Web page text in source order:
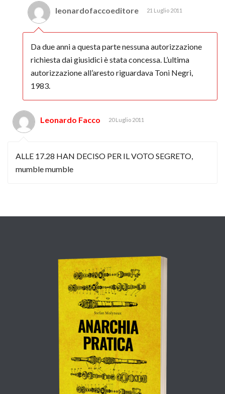
leonardofaccoeditore 21 Luglio 2011
Da due anni a questa parte nessuna autorizzazione
richiesta dai giusidici è stata concessa. L’ultima
autorizzazione all’aresto riguardava Toni Negri,
1983.
Leonardo Facco 20 Luglio 2011
ALLE 17.28 HAN DECISO PER IL VOTO SEGRETO,
mumble mumble